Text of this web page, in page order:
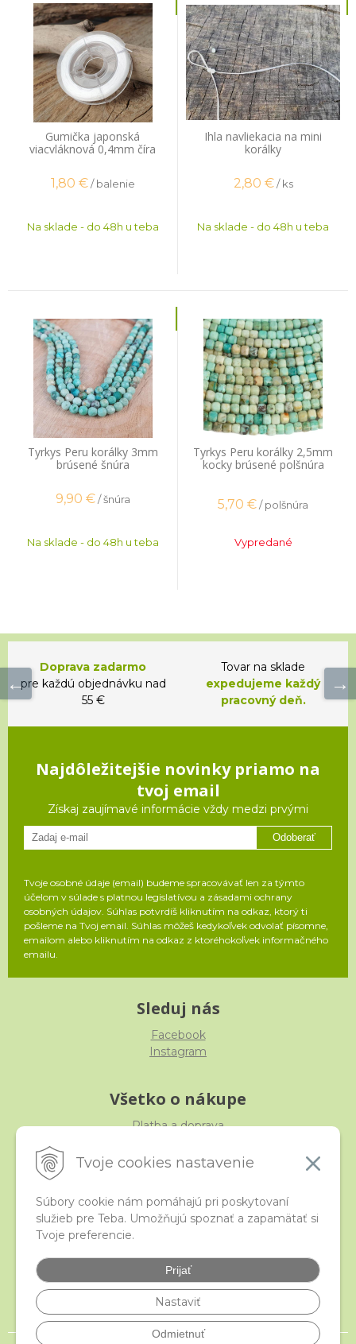
Tvoje cookies nastavenie
Súbory cookie nám pomáhajú pri poskytovaní
služieb pre Teba. Umožňujú spoznať a zapamätať si
Tvoje preferencie.
Prijať
Nastaviť
Odmietnuť
Gumička japonská
viacvláknová 0,4mm číra
1,80 € / balenie
Na sklade - do 48h u teba
Ihla navliekacia na mini
korálky
2,80 € / ks
Na sklade - do 48h u teba
Tyrkys Peru korálky 3mm
brúsené šnúra
9,90 € / šnúra
Na sklade - do 48h u teba
Tyrkys Peru korálky 2,5mm
kocky brúsené polšnúra
5,70 €/ polšnúra
Vypredané
Doprava zadarmo
pre každú objednávku nad
55 €
Tovar na sklade
expedujeme každý
pracovný deň.
Najdôležitejšie novinky priamo na
tvoj email
Získaj zaujímavé informácie vždy medzi prvými
Odoberať
Tvoje osobné údaje (email) budeme spracovávať len za týmto
účelom v súlade s platnou legislatívou a zásadami ochrany
osobných údajov. Súhlas potvrdíš kliknutím na odkaz, ktorý ti
pošleme na Tvoj email. Súhlas môžeš kedykoľvek odvolať písomne,
emailom alebo kliknutím na odkaz z ktoréhokoľvek informačného
emailu.
Sleduj nás
Facebook
Instagram
Všetko o nákupe
Platba a doprava
Obchodné podmienky
iStraka
Veľkoobchod
Najčastejšie otázky
Certifikáty